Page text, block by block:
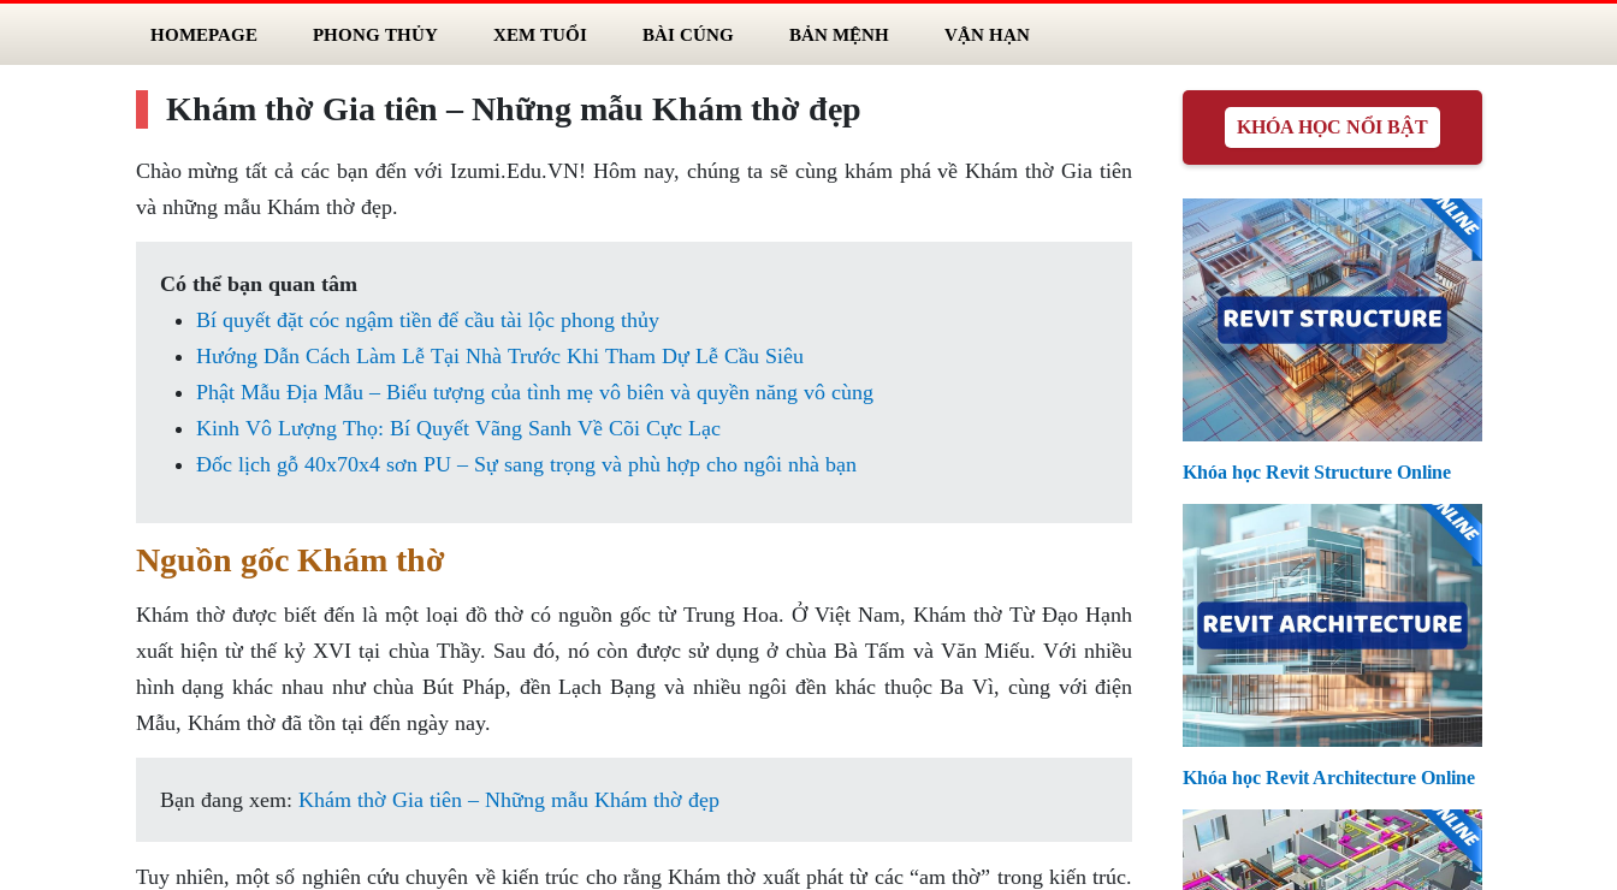
HOMEPAGE PHONG THỦY XEM TUỔI BÀI CÚNG BẢN MỆNH VẬN HẠN
Khám thờ Gia tiên – Những mẫu Khám thờ đẹp
Chào mừng tất cả các bạn đến với Izumi.Edu.VN! Hôm nay, chúng ta sẽ cùng khám phá về Khám thờ Gia tiên
và những mẫu Khám thờ đẹp.
Có thể bạn quan tâm
Bí quyết đặt cóc ngậm tiền để cầu tài lộc phong thủy
Hướng Dẫn Cách Làm Lễ Tại Nhà Trước Khi Tham Dự Lễ Cầu Siêu
Phật Mẫu Địa Mẫu – Biểu tượng của tình mẹ vô biên và quyền năng vô cùng
Kinh Vô Lượng Thọ: Bí Quyết Vãng Sanh Về Cõi Cực Lạc
Đốc lịch gỗ 40x70x4 sơn PU – Sự sang trọng và phù hợp cho ngôi nhà bạn
Nguồn gốc Khám thờ
Khám thờ được biết đến là một loại đồ thờ có nguồn gốc từ Trung Hoa. Ở Việt Nam, Khám thờ Từ Đạo Hạnh
xuất hiện từ thế kỷ XVI tại chùa Thầy. Sau đó, nó còn được sử dụng ở chùa Bà Tấm và Văn Miếu. Với nhiều
hình dạng khác nhau như chùa Bút Pháp, đền Lạch Bạng và nhiều ngôi đền khác thuộc Ba Vì, cùng với điện
Mẫu, Khám thờ đã tồn tại đến ngày nay.
Bạn đang xem: Khám thờ Gia tiên – Những mẫu Khám thờ đẹp
Tuy nhiên, một số nghiên cứu chuyên về kiến trúc cho rằng Khám thờ xuất phát từ các “am thờ” trong kiến trúc.
KHÓA HỌC NỔI BẬT
Khóa học Revit Structure Online
Khóa học Revit Architecture Online